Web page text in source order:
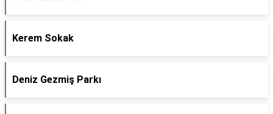
Kerem Sokak
Deniz Gezmiş Parkı